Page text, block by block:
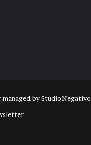
byStudioNegativo